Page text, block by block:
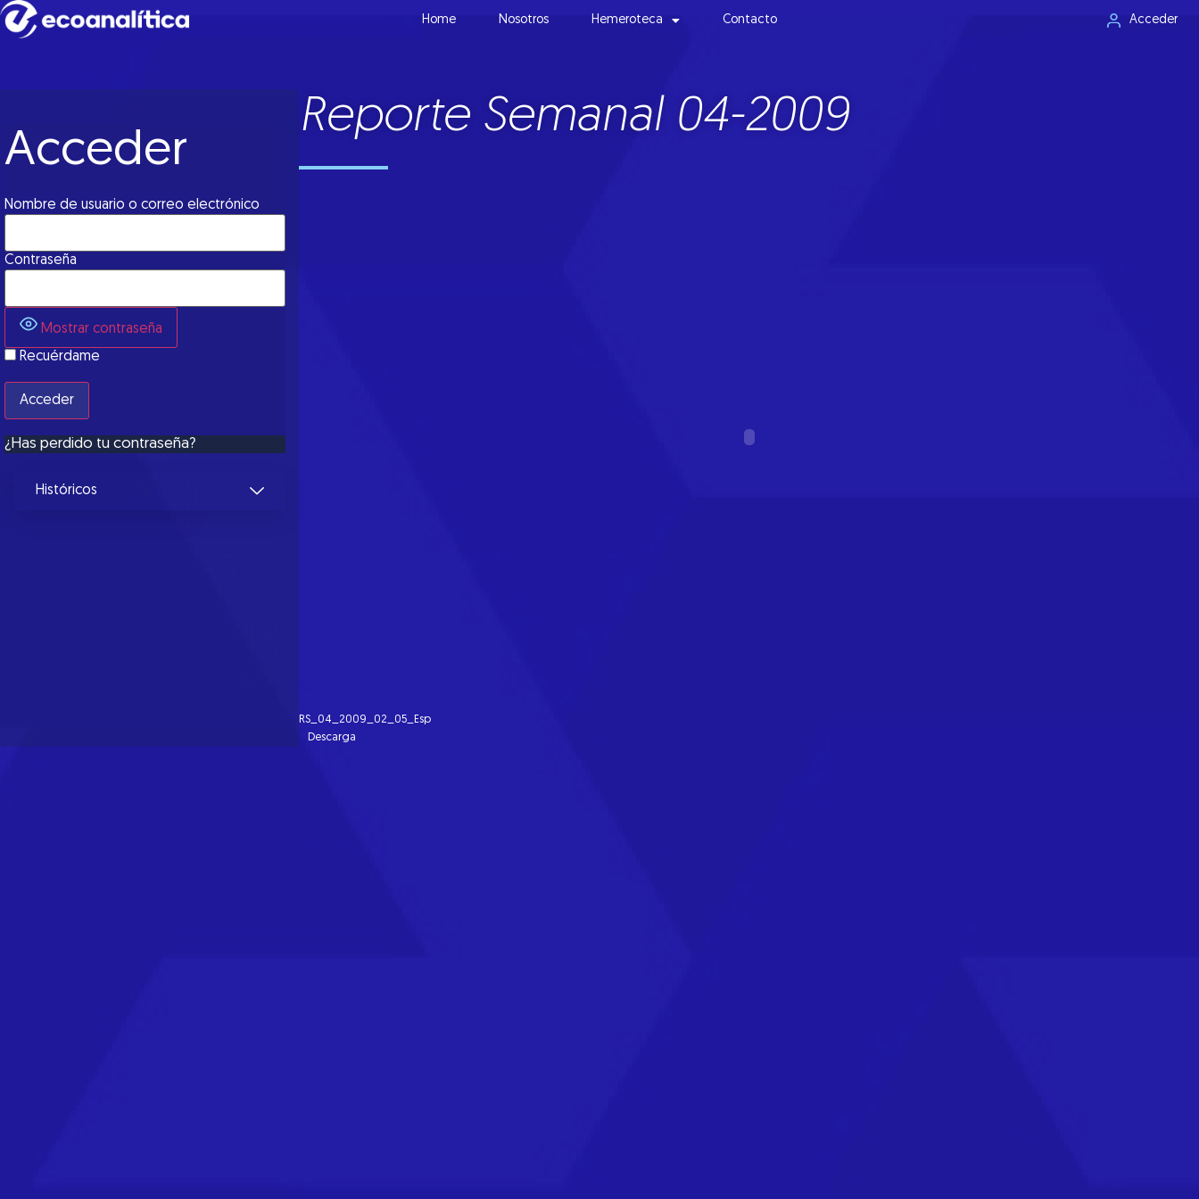
Home Nosotros Hemeroteca Contacto Acceder
Acceder
Nombre de usuario o correo electrónico
Contraseña
Mostrar contraseña
Recuérdame
¿Has perdido tu contraseña?
Históricos
Reporte Semanal 04-2009
RS_04_2009_02_05_Esp
Descarga